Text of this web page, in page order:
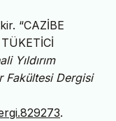
“CAZİBE
Yıldırım
Fakültesi Dergisi
.